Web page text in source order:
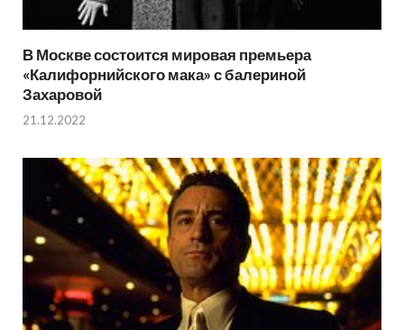
В Москве состоится мировая премьера
«Калифорнийского мака» с балериной
Захаровой
21.12.2022